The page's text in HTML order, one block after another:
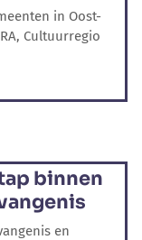
in Oost-
Cultuurregio
binnen
en